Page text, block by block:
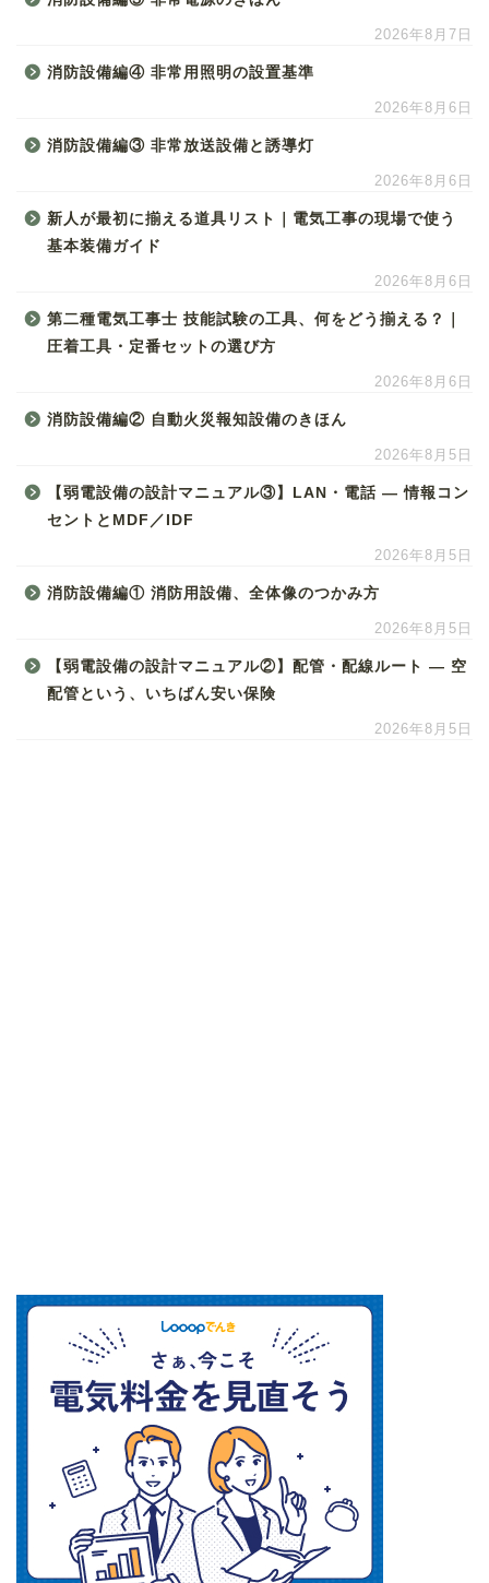
2026年8月7日
消防設備編④ 非常用照明の設置基準
2026年8月6日
消防設備編③ 非常放送設備と誘導灯
2026年8月6日
新人が最初に揃える道具リスト｜電気工事の現場で使う
基本装備ガイド
2026年8月6日
第二種電気工事士 技能試験の工具、何をどう揃える？｜
圧着工具・定番セットの選び方
2026年8月6日
消防設備編② 自動火災報知設備のきほん
2026年8月5日
【弱電設備の設計マニュアル③】LAN・電話 ― 情報コン
セントとMDF／IDF
2026年8月5日
消防設備編① 消防用設備、全体像のつかみ方
2026年8月5日
【弱電設備の設計マニュアル②】配管・配線ルート ― 空
配管という、いちばん安い保険
2026年8月5日